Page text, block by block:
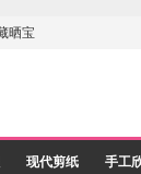
晒宝
现代剪纸 手工